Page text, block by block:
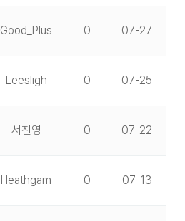
Good_Plus 0 07-27
Leesligh 0 07-25
서진영 0 07-22
Heathgam 0 07-13